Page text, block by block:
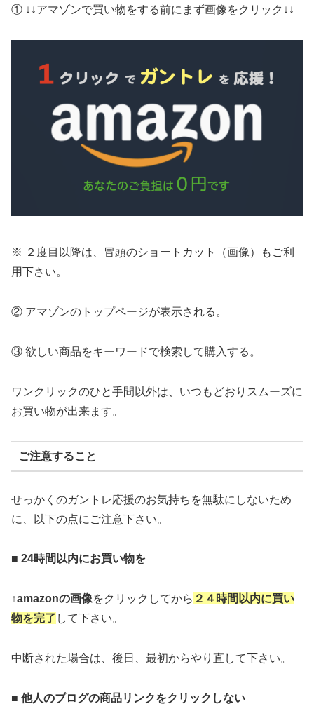
① ↓↓アマゾンで買い物をする前にまず画像をクリック↓↓
※ ２度目以降は、冒頭のショートカット（画像）もご利
用下さい。
② アマゾンのトップページが表示される。
③ 欲しい商品をキーワードで検索して購入する。
ワンクリックのひと手間以外は、いつもどおりスムーズに
お買い物が出来ます。
ご注意すること
せっかくのガントレ応援のお気持ちを無駄にしないため
に、以下の点にご注意下さい。
■ 24時間以内にお買い物を
↑amazonの画像をクリックしてから ２４時間以内に買い
物を完了 して下さい。
中断された場合は、後日、最初からやり直して下さい。
■ 他人のブログの商品リンクをクリックしない